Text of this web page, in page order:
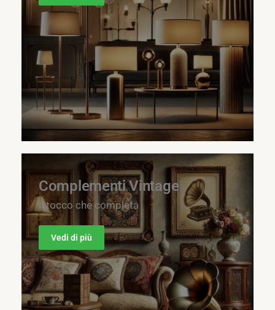
Complementi Vintage
il tocco che completa
Vedi di più